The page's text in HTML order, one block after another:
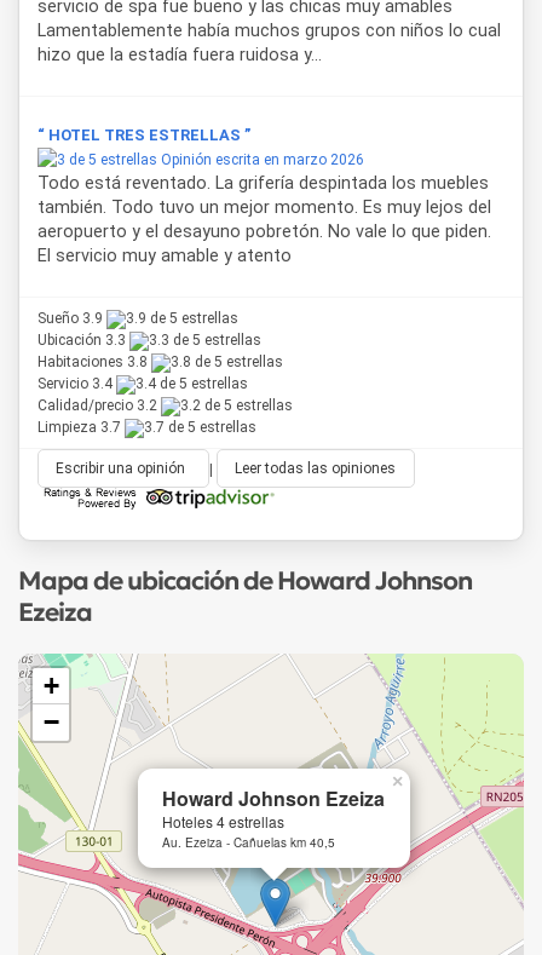
servicio de spa fue bueno y las chicas muy amables
Lamentablemente había muchos grupos con niños lo cual
hizo que la estadía fuera ruidosa y...
“ HOTEL TRES ESTRELLAS ”
Opinión escrita en marzo 2026
Todo está reventado. La grifería despintada los muebles
también. Todo tuvo un mejor momento. Es muy lejos del
aeropuerto y el desayuno pobretón. No vale lo que piden.
El servicio muy amable y atento
Sueño 3.9
Ubicación 3.3
Habitaciones 3.8
Servicio 3.4
Calidad/precio 3.2
Limpieza 3.7
Escribir una opinión | Leer todas las opiniones
Mapa de ubicación de Howard Johnson
Ezeiza
Howard Johnson Ezeiza
Hoteles 4 estrellas
Au. Ezeiza - Cañuelas km 40,5
×
+
−